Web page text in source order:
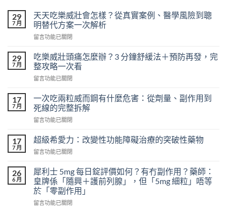
29
7 月
天天吃樂威壯會怎樣？從真實案例、醫學風險到聰
明替代方案一次解析
在
天
吃
樂
威
會
怎
樣？
從
實
案
例、
學
風
險
到
留言功能已關閉
29
7 月
吃樂威壯頭痛怎麼辦？3 分鐘舒緩法＋預防再發，完
整攻略一次看
在
威
壯
頭
怎
辦？
分
鐘
舒
法
留言功能已關閉
17
7 月
一次吃兩粒威而鋼有什麼危害：從劑量、副作用到
死線的完整拆解
在
次
吃
兩
威
而
鋼
有
什
留言功能已關閉
17
7 月
超級希愛力：改變性功能障礙治療的突破性藥物
在
級
希
愛
力：
改
留言功能已關閉
26
6 月
犀利士 5mg 每日錠評價如何？有冇副作用？藥師：
皇牌係「隨興＋護前列腺」，但「5mg 細粒」唔等
於「零副作用」
在
留言功能已關閉